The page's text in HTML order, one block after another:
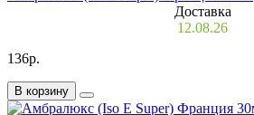
Доставка
12.08.26
136р.
В корзину